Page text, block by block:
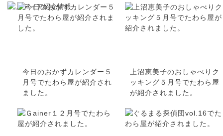
今日のおかずカレンダー５
月号でたわら屋が紹介され
ました。
上沼恵美子のおしゃべりク
ッキング５月号でたわら屋
が紹介されました。